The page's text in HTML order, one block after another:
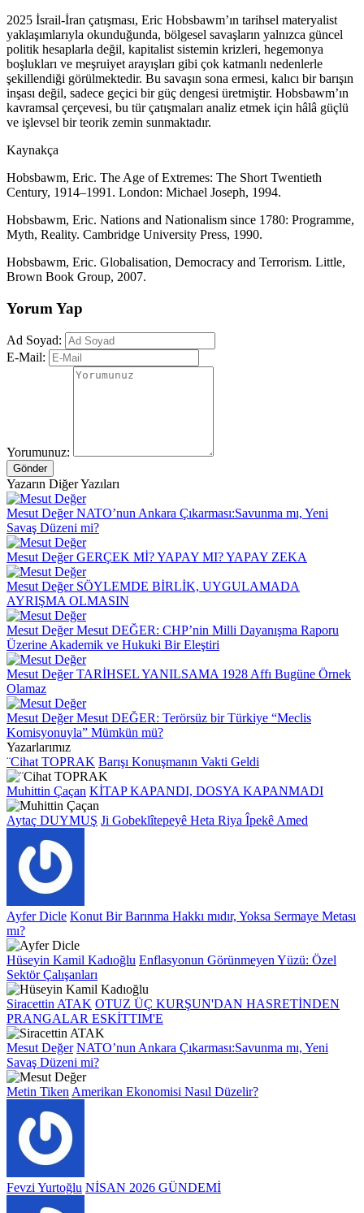
2025 İsrail-İran çatışması, Eric Hobsbawm’ın tarihsel materyalist
yaklaşımlarıyla okunduğunda, bölgesel savaşların yalnızca güncel
politik hesaplarla değil, kapitalist sistemin krizleri, hegemonya
boşlukları ve meşruiyet arayışları gibi çok katmanlı nedenlerle
şekillendiği görülmektedir. Bu savaşın sona ermesi, kalıcı bir barışın
inşası değil, sadece geçici bir güç dengesi üretmiştir. Hobsbawm’ın
kavramsal çerçevesi, bu tür çatışmaları analiz etmek için hâlâ güçlü
ve işlevsel bir teorik zemin sunmaktadır.
Kaynakça
Hobsbawm, Eric. The Age of Extremes: The Short Twentieth
Century, 1914–1991. London: Michael Joseph, 1994.
Hobsbawm, Eric. Nations and Nationalism since 1780: Programme,
Myth, Reality. Cambridge University Press, 1990.
Hobsbawm, Eric. Globalisation, Democracy and Terrorism. Little,
Brown Book Group, 2007.
Yorum Yap
Ad Soyad:
E-Mail:
Yorumunuz:
Gönder
Yazarın Diğer Yazıları
Mesut Değer NATO’nun Ankara Çıkarması:Savunma mı, Yeni
Savaş Düzeni mi?
Mesut Değer GERÇEK Mİ? YAPAY MI? YAPAY ZEKA
Mesut Değer SÖYLEMDE BİRLİK, UYGULAMADA
AYRIŞMA OLMASIN
Mesut Değer Mesut DEĞER: CHP’nin Milli Dayanışma Raporu
Üzerine Akademik ve Hukuki Bir Eleştiri
Mesut Değer TARİHSEL YANILSAMA 1928 Affı Bugüne Örnek
Olamaz
Mesut Değer Mesut DEĞER: Terörsüz bir Türkiye “Meclis
Komisyonuyla” Mümkün mü?
Yazarlarımız
¨Cihat TOPRAK Barışı Konuşmanın Vakti Geldi
Muhittin Çaçan KİTAP KAPANDI, DOSYA KAPANMADI
Aytaç DUYMUŞ Ji Gobeklîtepeyê Heta Riya Îpekê Amed
Ayfer Dicle Konut Bir Barınma Hakkı mıdır, Yoksa Sermaye Metası
mı?
Hüseyin Kamil Kadıoğlu Enflasyonun Görünmeyen Yüzü: Özel
Sektör Çalışanları
Siracettin ATAK OTUZ ÜÇ KURŞUN'DAN HASRETİNDEN
PRANGALAR ESKİTTIM'E
Mesut Değer NATO’nun Ankara Çıkarması:Savunma mı, Yeni
Savaş Düzeni mi?
Metin Tiken Amerikan Ekonomisi Nasıl Düzelir?
Fevzi Yurtoğlu NİSAN 2026 GÜNDEMİ